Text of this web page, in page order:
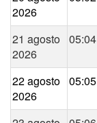
2026
21 agosto
2026
05:04
22 agosto
2026
05:05